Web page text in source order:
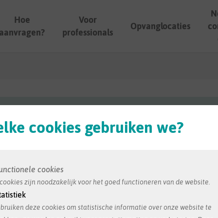
cookies gebruiken we?
cookies
zijn noodzakelijk voor het goed functioneren van de website.
deze cookies om statistische informatie over onze website te
Hoe
aanvragen?
Voor
professionals
Opvanglocaties
ons bezorgd door de opvang zelf. Dit is de meest